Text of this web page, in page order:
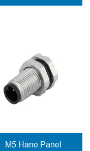
lödd till ledningar
M5 Hane Panel